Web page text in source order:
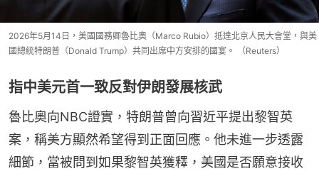
2026年5月14日，美國國務卿魯比奧（Marco Rubio）抵達北京人民大會堂，與美
國總統特朗普（Donald Trump）共同出席中方安排的國宴。 （Reuters）
指中美元首一致反對伊朗發展核武
魯比奧向NBC證實，特朗普曾向習近平提出黎智英
案，稱美方顯然希望得到正面回應。他未進一步透露
細節，當被問到如果黎智英獲釋，美國是否願意接收